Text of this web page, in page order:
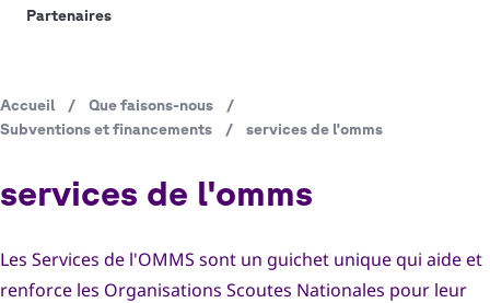
Boutique
English Français Español Arabic
Partenaires
Fil
Accueil / Que faisons-nous
/
Subventions et financements
/ services de l'omms
services de l'omms
Les Services de l'OMMS sont un guichet unique qui aide et
renforce les Organisations Scoutes Nationales pour leur